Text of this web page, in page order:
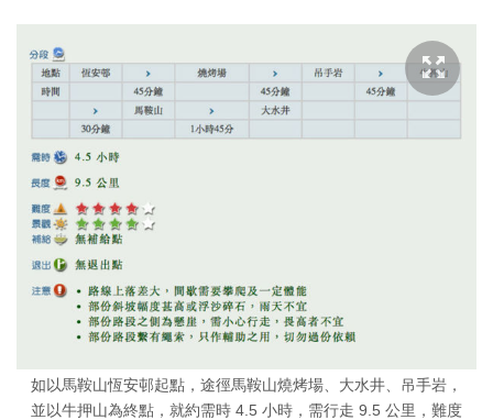
如以馬鞍山恆安邨起點，途徑馬鞍山燒烤場、大水井、吊手岩，
並以牛押山為終點，就約需時 4.5 小時，需行走 9.5 公里，難度